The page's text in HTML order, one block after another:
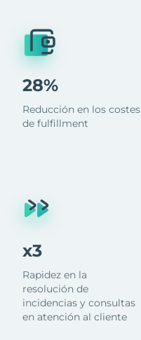
28%
Reducción en los costes
de fulfillment
x3
Rapidez en la
resolución de
incidencias y consultas
en atención al cliente